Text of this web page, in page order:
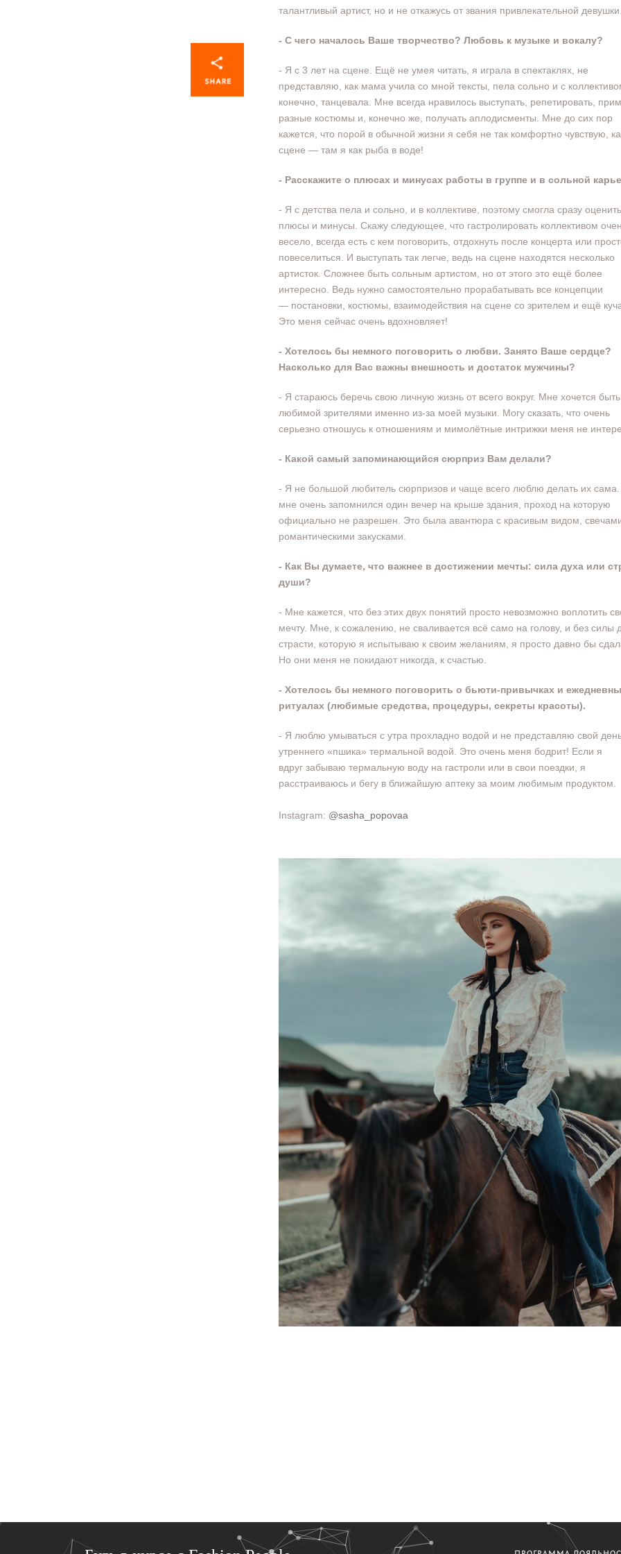
талантливый артист, но и не откажусь от звания привлекательной девушки.
- С чего началось Ваше творчество? Любовь к музыке и вокалу?
- Я с 3 лет на сцене. Ещё не умея читать, я играла в спектаклях, не
представляю, как мама учила со мной тексты, пела сольно и с
конечно, танцевала. Мне всегда нравилось выступать, репетировать,
разные костюмы и, конечно же, получать аплодисменты. Мне до сих пор
кажется, что порой в обычной жизни я себя не так комфортно чувствую,
сцене — там я как рыба в воде!
- Расскажите о плюсах и минусах работы в группе и в сольной
- Я с детства пела и сольно, и в коллективе, поэтому смогла сразу
плюсы и минусы. Скажу следующее, что гастролировать коллективом
весело, всегда есть с кем поговорить, отдохнуть после концерта или
повеселиться. И выступать так легче, ведь на сцене находятся несколько
артисток. Сложнее быть сольным артистом, но от этого это ещё более
интересно. Ведь нужно самостоятельно прорабатывать все концепции
— постановки, костюмы, взаимодействия на сцене со зрителем и ещё куча
Это меня сейчас очень вдохновляет!
- Хотелось бы немного поговорить о любви. Занято Ваше сердце?
Насколько для Вас важны внешность и достаток мужчины?
- Я стараюсь беречь свою личную жизнь от всего вокруг. Мне хочется быть
любимой зрителями именно из-за моей музыки. Могу сказать, что очень
серьезно отношусь к отношениям и мимолётные интрижки меня не
- Какой самый запоминающийся сюрприз Вам делали?
- Я не большой любитель сюрпризов и чаще всего люблю делать их
мне очень запомнился один вечер на крыше здания, проход на которую
официально не разрешен. Это была авантюра с красивым видом,
романтическими закусками.
- Как Вы думаете, что важнее в достижении мечты: сила духа или
души?
- Мне кажется, что без этих двух понятий просто невозможно воплотить
мечту. Мне, к сожалению, не сваливается всё само на голову, и без силы
страсти, которую я испытываю к своим желаниям, я просто давно бы
Но они меня не покидают никогда, к счастью.
- Хотелось бы немного поговорить о бьюти-привычках и
ритуалах (любимые средства, процедуры, секреты красоты).
- Я люблю умываться с утра прохладно водой и не представляю свой
утреннего «пшика» термальной водой. Это очень меня бодрит! Если я
вдруг забываю термальную воду на гастроли или в свои поездки, я
расстраиваюсь и бегу в ближайшую аптеку за моим любимым продуктом.
Instagram: @sasha_popovaa